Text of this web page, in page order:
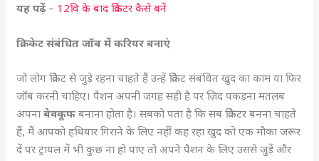
यह पढ़ें – 12वि के बाद क्रिकेटर कैसे बनें
क्रिकेट संबंधित जॉब में करियर बनाएं
जो लोग क्रिकेट से जुड़े रहना चाहते हैं उन्हें क्रिकेट संबंधित खुद का काम या फिर
जॉब करनी चाहिए। पैशन अपनी जगह सही है पर ज़िद पकड़ना मतलब
अपनाबेवकूफबनाना होता है। सबको पता है कि सब क्रिकेटर बनना चाहते
हैं, मैं आपको हथियार गिराने के लिए नहीं कह रहा खुद को एक मौका जरूर
दें पर ट्रायल में भी कुछ ना हो पाए तो अपने पैशन के लिए उससे जुड़ें और